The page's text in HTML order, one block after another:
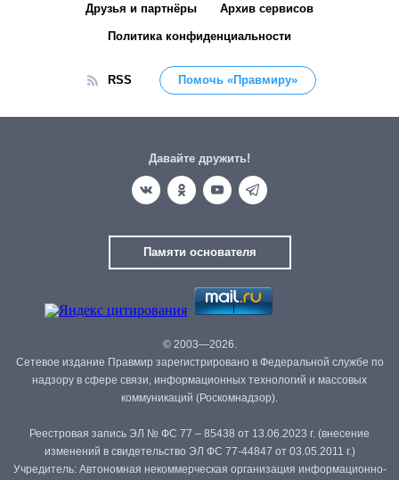
Друзья и партнёры Архив сервисов
Политика конфиденциальности
RSS Помочь «Правмиру»
Давайте дружить!
Памяти основателя
© 2003—2026.
Сетевое издание Правмир зарегистрировано в Федеральной службе по
надзору в сфере связи, информационных технологий и массовых
коммуникаций (Роскомнадзор).
Реестровая запись ЭЛ № ФС 77 – 85438 от 13.06.2023 г. (внесение
изменений в свидетельство ЭЛ ФС 77-44847 от 03.05.2011 г.)
Учредитель: Автономная некоммерческая организация информационно-